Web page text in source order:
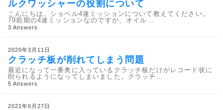
ルクワッシャーの役割について
こんにちは。ショベル4速ミッションについて教えてください。
79前期の4速ミッションなのですが、オイル…
3 Answers
2020年3月11日
クラッチ板が削れてしまう問題
最近になって一番奥に入っているクラッチ板だけがレコード状に
削られるようになってしまいました。クラッチ…
5 Answers
2021年6月27日